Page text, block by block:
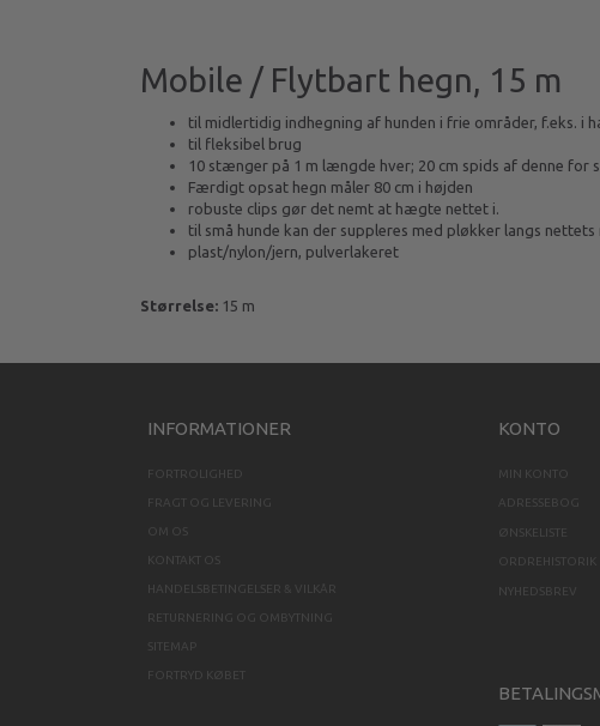
Mobile / Flytbart hegn, 15 m
til midlertidig indhegning af hunden i frie områder, f.eks. i
til fleksibel brug
10 stænger på 1 m længde hver; 20 cm spids af denne for
Færdigt opsat hegn måler 80 cm i højden
robuste clips gør det nemt at hægte nettet i.
til små hunde kan der suppleres med pløkker langs
plast/nylon/jern, pulverlakeret
Størrelse: 15 m
INFORMATIONER
FORTROLIGHED
FRAGT OG LEVERING
OM OS
KONTAKT OS
HANDELSBETINGELSER & VILKÅR
RETURNERING OG OMBYTNING
SITEMAP
FORTRYD KØBET
KONTO
MIN KONTO
ADRESSEBOG
ØNSKELISTE
ORDREHISTORIK
NYHEDSBREV